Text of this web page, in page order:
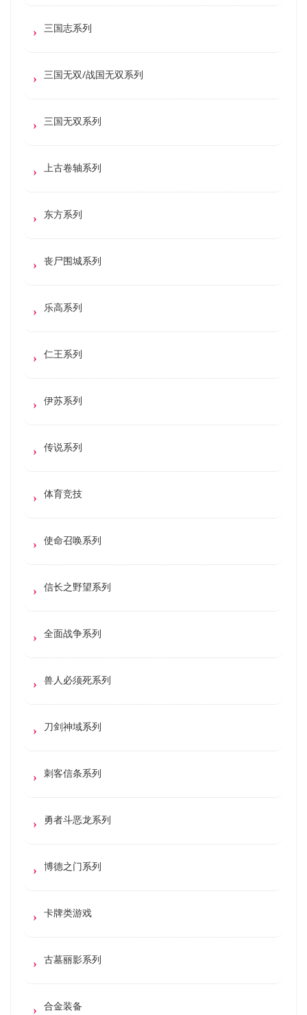
三国志系列
三国无双/战国无双系列
三国无双系列
上古卷轴系列
东方系列
丧尸围城系列
乐高系列
仁王系列
伊苏系列
传说系列
体育竞技
使命召唤系列
信长之野望系列
全面战争系列
兽人必须死系列
刀剑神域系列
刺客信条系列
勇者斗恶龙系列
博德之门系列
卡牌类游戏
古墓丽影系列
合金装备